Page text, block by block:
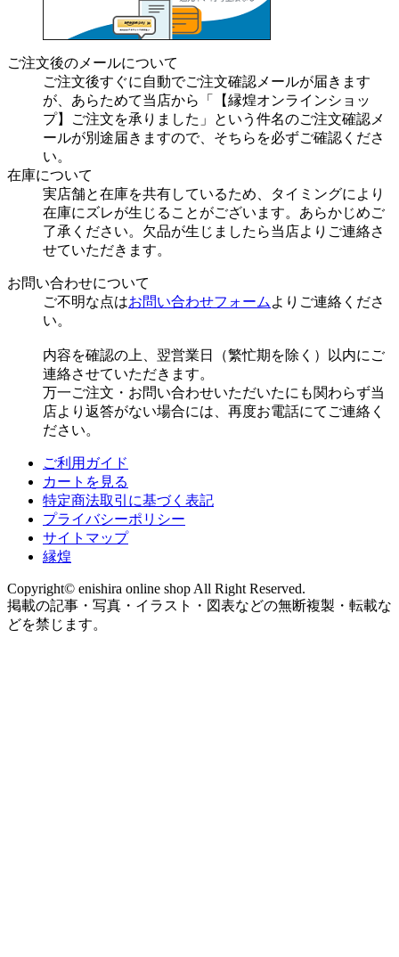
ご注文後のメールについて
ご注文後すぐに自動でご注文確認メールが届きます
が、あらためて当店から「【縁煌オンラインショッ
プ】ご注文を承りました」という件名のご注文確認メ
ールが別途届きますので、そちらを必ずご確認くださ
い。
在庫について
実店舗と在庫を共有しているため、タイミングにより
在庫にズレが生じることがございます。あらかじめご
了承ください。欠品が生じましたら当店よりご連絡さ
せていただきます。
お問い合わせについて
ご不明な点はお問い合わせフォームよりご連絡くださ
い。
内容を確認の上、翌営業日（繁忙期を除く）以内にご
連絡させていただきます。
万一ご注文・お問い合わせいただいたにも関わらず当
店より返答がない場合には、再度お電話にてご連絡く
ださい。
ご利用ガイド
カートを見る
特定商法取引に基づく表記
プライバシーポリシー
サイトマップ
縁煌
Copyright© enishira online shop All Right Reserved.
掲載の記事・写真・イラスト・図表などの無断複製・転載な
どを禁じます。